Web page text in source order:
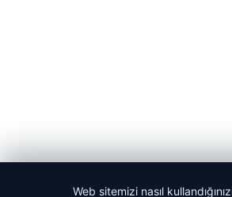
Web sitemizi nasıl